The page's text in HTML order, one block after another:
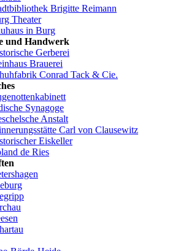
Brigitte Reimann
Theater
in Burg
und Handwerk
Gerberei
Brauerei
Conrad Tack & Cie.
Synagoge
Anstalt
Carl von Clausewitz
Eiskeller
de Ries